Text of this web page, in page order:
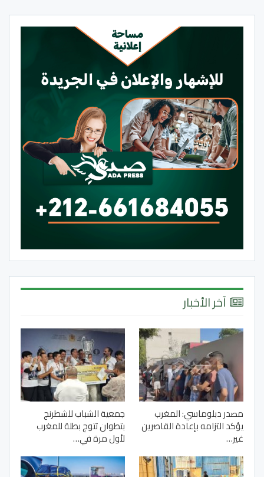
آخر الأخبار
مصدر دبلوماسي: المغرب
يؤكد التزامه بإعادة القاصرين
غير…
جمعية الشباب للشطرنج
بتطوان تتوج بطلة للمغرب
لأول مرة في…